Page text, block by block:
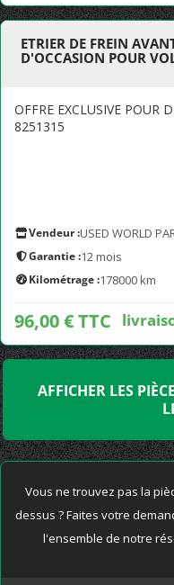
ETRIER DE FREIN
D'OCCASION POUR
OFFRE EXCLUSIVE POUR
8251315
Vendeur :USED WORLD
Garantie :12 mois
Kilométrage :178000 km
96,00 € TTC
AFFICHER LES
Vous ne trouvez pas la
dessus ? Faites votre
l'ensemble de notre